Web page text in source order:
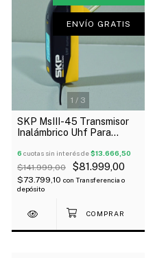
1 / 3
ENVÍO GRATIS
SKP MsIII-45 Transmisor
Inalámbrico Uhf Para
Outlet!
6 cuotas sin interés de$13.666,50
$141.999,00 $81.999,00
$73.799,10 con Transferencia o
depósito